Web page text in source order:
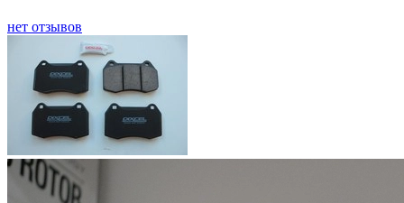
нет отзывов